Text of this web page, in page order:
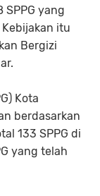
SPPG yang
itu
Bergizi
Kota
berdasarkan
133 SPPG di
yang telah